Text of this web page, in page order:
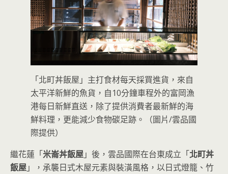
「北町丼飯屋」主打食材每天採買進貨，來自
太平洋新鮮的魚貨，自10分鐘車程外的富岡漁
港每日新鮮直送，除了提供消費者最新鮮的海
鮮料理，更能減少食物碳足跡。（圖片/雲品國
際提供）
繼花蓮「米崙丼飯屋」後，雲品國際在台東成立「北町丼
飯屋」，承襲日式木屋元素與裝潢風格，以日式燈籠、竹